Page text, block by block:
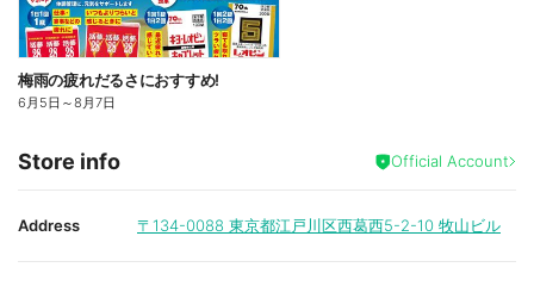
梅雨の疲れだるさにおすすめ!
6月5日 ～8月7日
Store info Official Account
Address 〒134-0088 東京都江戸川区西葛西5-2-10 牧山ビル